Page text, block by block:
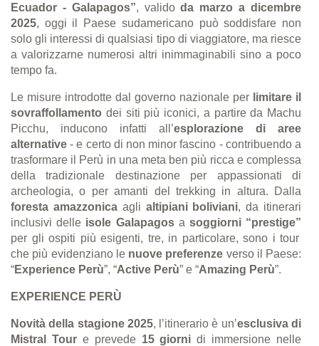
Ecuador - Galapagos”, validoda marzo a dicembre
2025, oggi il Paese sudamericano può soddisfare non
solo gli interessi di qualsiasi tipo di viaggiatore, ma riesce
a valorizzarne numerosi altri inimmaginabili sino a poco
tempo fa.
Le misure introdotte dal governo nazionale per limitare il
sovraffollamento dei siti più iconici, a partire da Machu
Picchu, inducono infatti all’esplorazione di aree
alternative - e certo di non minor fascino - contribuendo a
trasformare il Perù in una meta ben più ricca e complessa
della tradizionale destinazione per appassionati di
archeologia, o per amanti del trekking in altura. Dalla
foresta amazzonica agli altipiani boliviani, da itinerari
inclusivi delle isole Galapagosa soggiorni “prestige”
per gli ospiti più esigenti, tre, in particolare, sono i tour
che più evidenziano le nuove preferenze verso il Paese:
“Experience Perù”, “Active Perù” e “Amazing Perù”.
EXPERIENCE PERÙ
Novità della stagione 2025, l’itinerario è un’esclusiva di
Mistral Toure prevede 15 giorni di immersione nelle